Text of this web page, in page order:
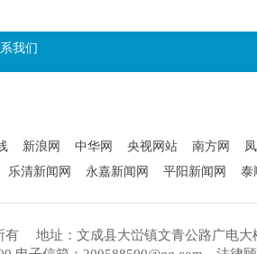
我们
新浪网 中华网 央视网站 南方网
乐清新闻网 永嘉新闻网 平阳新闻网 泰
有
地址：文成县大峃镇文青公路广电大